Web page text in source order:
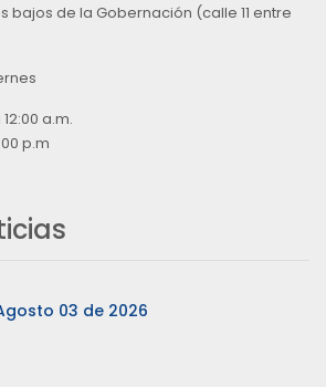
bajos de la Gobernación (calle 11 entre
a.m.
p.m
03 de 2026